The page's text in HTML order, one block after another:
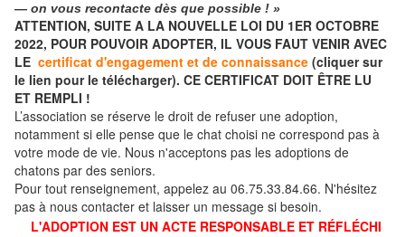
— on vous recontacte dès que possible ! »
ATTENTION, SUITE A LA NOUVELLE LOI DU 1ER OCTOBRE
2022, POUR POUVOIR ADOPTER, IL VOUS FAUT VENIR AVEC
LE certificat d'engagement et de connaissance (cliquer sur
le lien pour le télécharger). CE CERTIFICAT DOIT ÊTRE LU
ET REMPLI !
L’association se réserve le droit de refuser une adoption,
notamment si elle pense que le chat choisi ne correspond pas à
votre mode de vie. Nous n'acceptons pas les adoptions de
chatons par des seniors.
Pour tout renseignement, appelez au 06.75.33.84.66. N'hésitez
pas à nous contacter et laisser un message si besoin.
L'ADOPTION EST UN ACTE RESPONSABLE ET RÉFLÉCHI